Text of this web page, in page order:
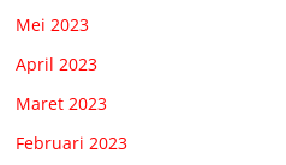
Mei 2023
April 2023
Maret 2023
Februari 2023